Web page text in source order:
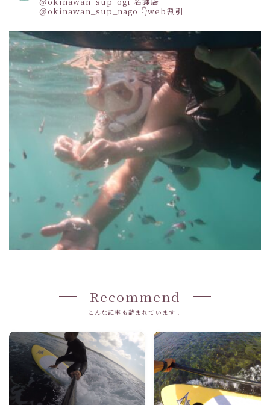
@okinawan_sup_nago 👇web割引
Recommend
こんな記事も読まれています！